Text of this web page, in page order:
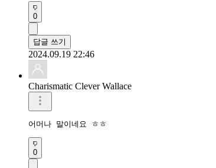
0
답글 쓰기
2024.09.19 22:46
Charismatic Clever Wallace
어머나 말이네요 ㅎㅎ
0